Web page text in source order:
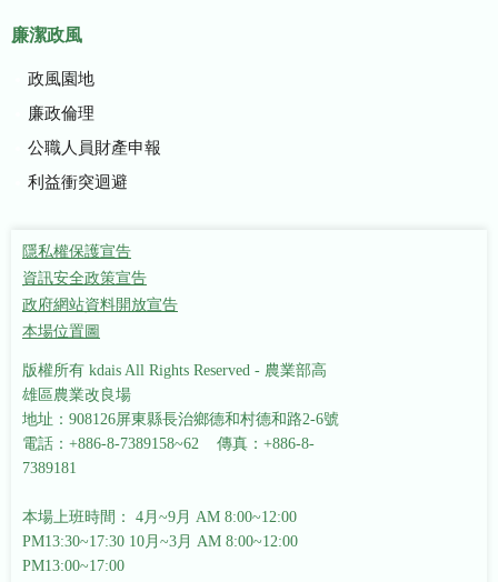
廉潔政風
政風園地
廉政倫理
公職人員財產申報
利益衝突迴避
隱私權保護宣告
資訊安全政策宣告
政府網站資料開放宣告
本場位置圖
版權所有 kdais All Rights Reserved - 農業部高
雄區農業改良場
地址：908126屏東縣長治鄉德和村德和路2-6號
電話：+886-8-7389158~62 傳真：+886-8-
7389181
本場上班時間： 4月~9月 AM 8:00~12:00
PM13:30~17:30 10月~3月 AM 8:00~12:00
PM13:00~17:00